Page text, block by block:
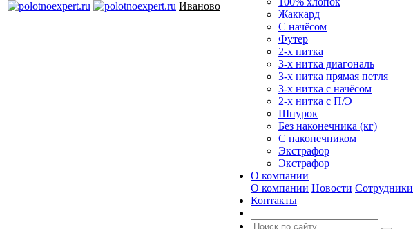
Иваново
Жаккард
С начёсом
Футер
2-х нитка
3-х нитка диагональ
3-х нитка прямая петля
3-х нитка с начёсом
2-х нитка с П/Э
Шнурок
Без наконечника (кг)
С наконечником
Экстрафор
Экстрафор
О компании
О компании Новости Сотрудники
Контакты